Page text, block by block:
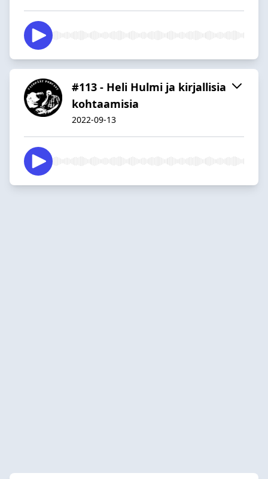
#113 - Heli Hulmi ja kirjallisia
kohtaamisia
2022-09-13